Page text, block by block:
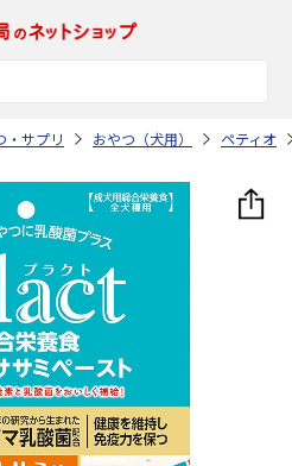
・サプリ おやつ（犬用） ペティオ